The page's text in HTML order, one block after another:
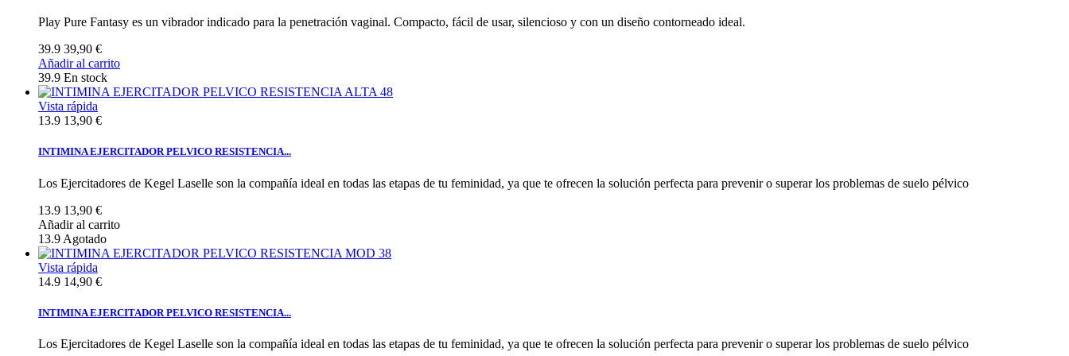
Play Pure Fantasy es un vibrador indicado para la penetración vaginal. Compacto, fácil de usar, silencioso y con un diseño contorneado ideal.
39.9 39,90 €
Añadir al carrito
39.9 En stock
Vista rápida
13.9 13,90 €
INTIMINA EJERCITADOR PELVICO RESISTENCIA...
Los Ejercitadores de Kegel Laselle son la compañía ideal en todas las etapas de tu feminidad, ya que te ofrecen la solución perfecta para prevenir o superar los problemas de suelo pélvico
13.9 13,90 €
Añadir al carrito
13.9 Agotado
Vista rápida
14.9 14,90 €
INTIMINA EJERCITADOR PELVICO RESISTENCIA...
Los Ejercitadores de Kegel Laselle son la compañía ideal en todas las etapas de tu feminidad, ya que te ofrecen la solución perfecta para prevenir o superar los problemas de suelo pélvico